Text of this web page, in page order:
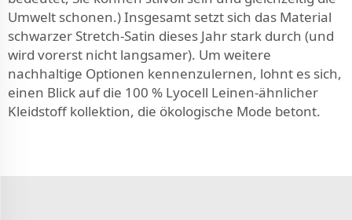
Umwelt schonen.) Insgesamt setzt sich das Material
schwarzer Stretch-Satin dieses Jahr stark durch (und
wird vorerst nicht langsamer). Um weitere
nachhaltige Optionen kennenzulernen, lohnt es sich,
einen Blick auf die 100 % Lyocell Leinen-ähnlicher
Kleidstoffkollektion, die ökologische Mode betont.